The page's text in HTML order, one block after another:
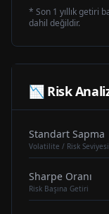
* Son 1 yıllık getiri
dahil değildir.
📉 Risk
Standart Sapma
Volatilite / Risk Seviyesi
Sharpe Oranı
Risk Başına Getiri